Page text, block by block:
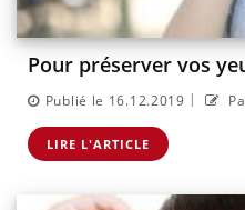
Pour préserver vos
Publié le 16.12.2019 |
LIRE L'ARTICLE